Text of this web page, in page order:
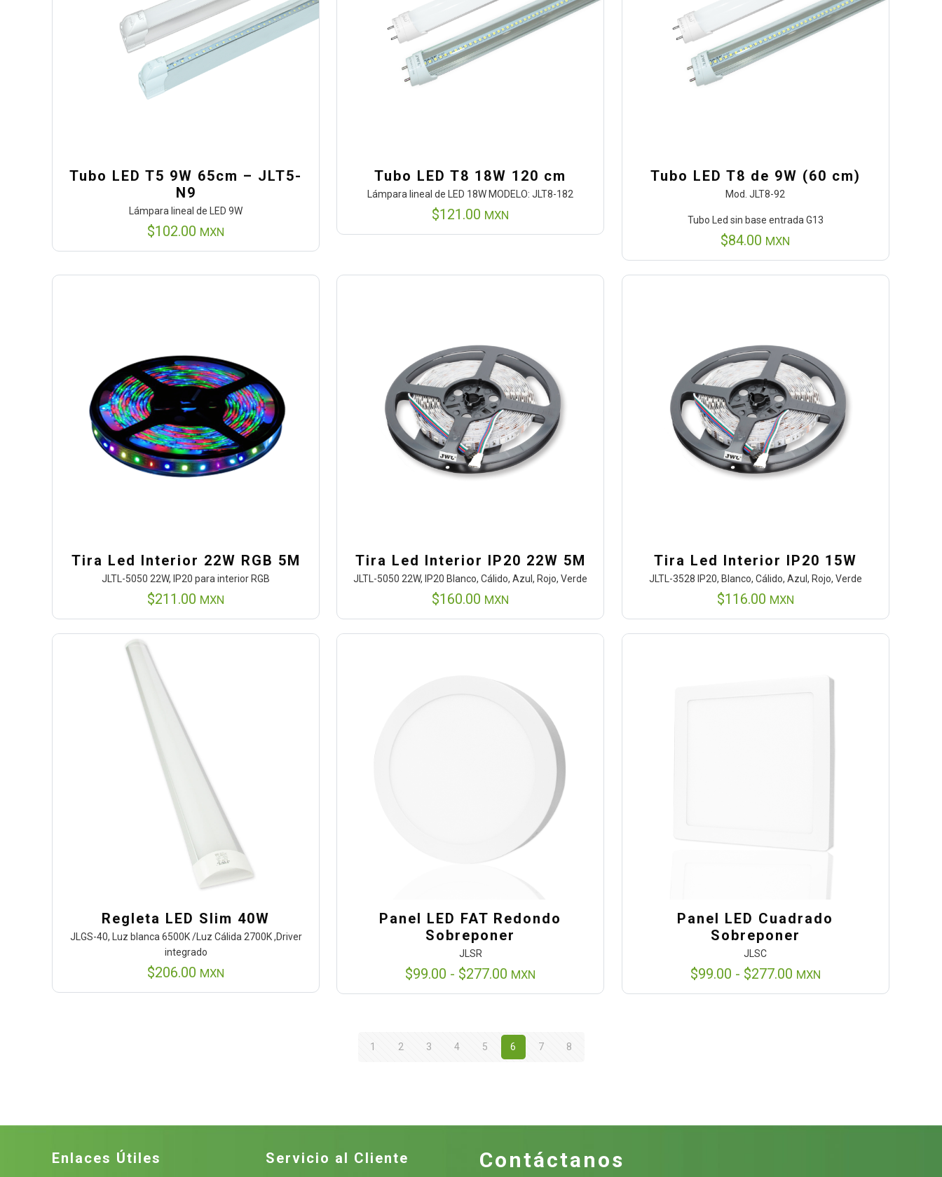
Tubo LED T5 9W 65cm – JLT5-
N9
Lámpara lineal de LED 9W
$102.00 MXN
Tubo LED T8 18W 120 cm
Lámpara lineal de LED 18W MODELO: JLT8-182
$121.00 MXN
Tubo LED T8 de 9W (60 cm)
Mod. JLT8-92
Tubo Led sin base entrada G13
$84.00 MXN
Tira Led Interior 22W RGB 5M
JLTL-5050 22W, IP20 para interior RGB
$211.00 MXN
Tira Led Interior IP20 22W 5M
JLTL-5050 22W, IP20 Blanco, Cálido, Azul, Rojo, Verde
$160.00 MXN
Tira Led Interior IP20 15W
JLTL-3528 IP20, Blanco, Cálido, Azul, Rojo, Verde
$116.00 MXN
Regleta LED Slim 40W
JLGS-40, Luz blanca 6500K /Luz Cálida 2700K ,Driver
integrado
$206.00 MXN
Panel LED FAT Redondo
Sobreponer
JLSR
$99.00 - $277.00 Rango
$99.00
hasta
MXN
Panel LED Cuadrado
Sobreponer
JLSC
$99.00 - $277.00Rango
MXN
1 2 3 4 5 6 7 8
Enlaces Útiles Servicio al Cliente Contáctanos